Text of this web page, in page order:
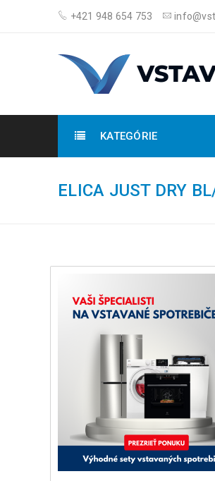
+421 948 654 753
KATEGÓRIE
ELICA JUST DRY